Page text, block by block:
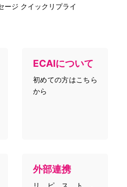
ージ クイックリプライ
ECAIについて
初めての方はこちら
から
外部連携